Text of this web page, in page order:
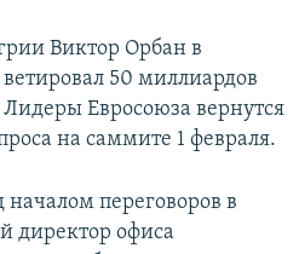
Виктор Орбан в
50 миллиардов
Евросоюза вернутся
на саммите 1 февраля.
началом переговоров в
директор офиса